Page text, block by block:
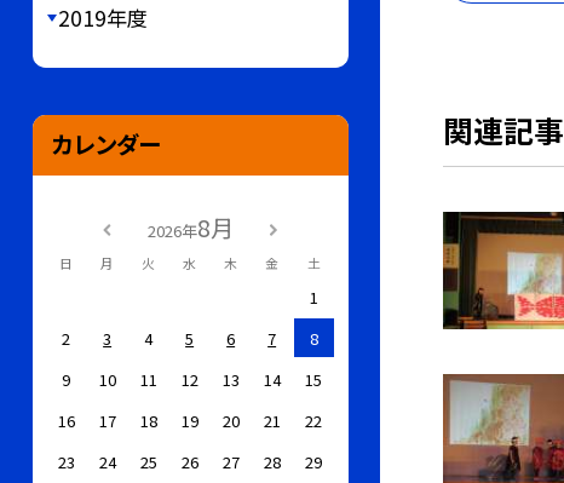
関連記事
2019年度
カレンダー
2026年8月
日 月 火 水 木 金 土
1
2
3 4 5 6 7
8
9
10 11 12 13 14
15
16
17 18 19 20 21
22
23
24 25 26 27 28
29